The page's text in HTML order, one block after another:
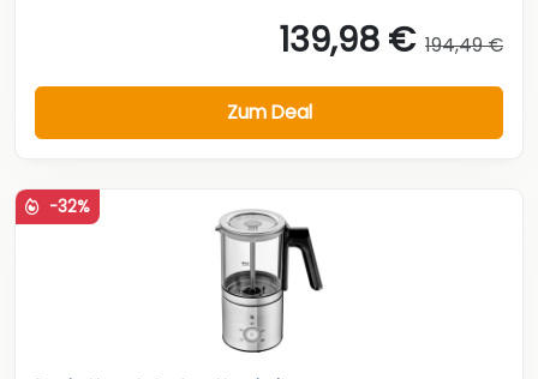
139,98 € 194,49 €
Zum Deal
-32%